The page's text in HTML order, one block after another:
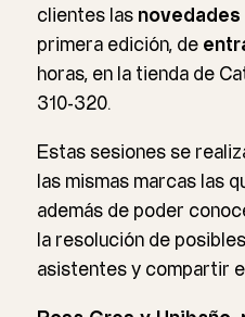
clientes las
primera edición, de
horas, en la tienda de
310-320.
Estas sesiones se
las mismas marcas las
además de poder
la resolución de
asistentes y compartir